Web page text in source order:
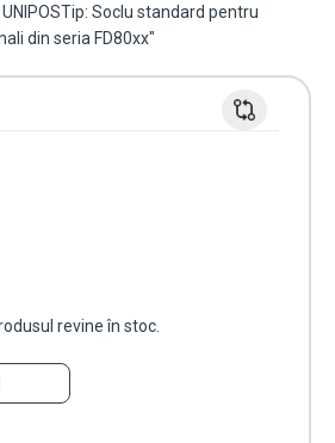
Soclu standard pentru
din seria FD80xx"
revine în stoc.